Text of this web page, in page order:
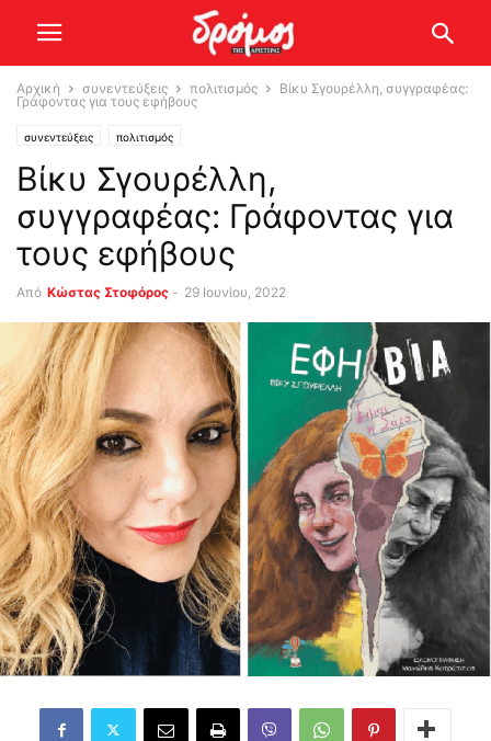
Αρχική συνεντεύξεις πολιτισμός
Βίκυ Σγουρέλλη, συγγραφέας:
Γράφοντας για τους εφήβους
συνεντεύξεις πολιτισμός
Βίκυ Σγουρέλλη,
συγγραφέας: Γράφοντας για
τους εφήβους
Από Κώστας Στοφόρος - 29 Ιουνίου, 2022